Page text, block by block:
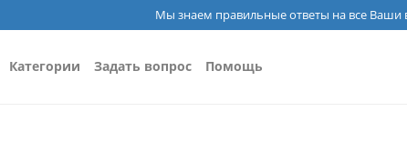
Мы знаем правильные ответы на все Ваши
Категории Задать вопрос Помощь